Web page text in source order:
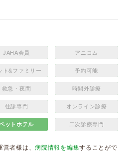
JAHA会員 アニコム
ト&ファミリー 予約可能
救急・夜間 時間外診療
往診専門 オンライン診療
ットホテル 二次診療専門
営者様は、病院情報を編集することがで